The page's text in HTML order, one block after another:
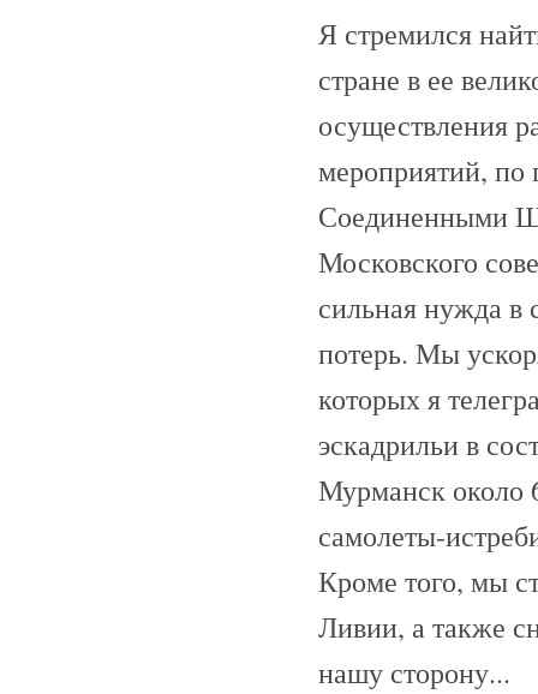
Я стремился
стране в ее
осуществления
мероприятий, по
Соединенными
Московского
сильная нужда в
потерь. Мы
которых я
эскадрильи в
Мурманск около
самолеты-
Кроме того, мы
Ливии, а также
нашу сторону...